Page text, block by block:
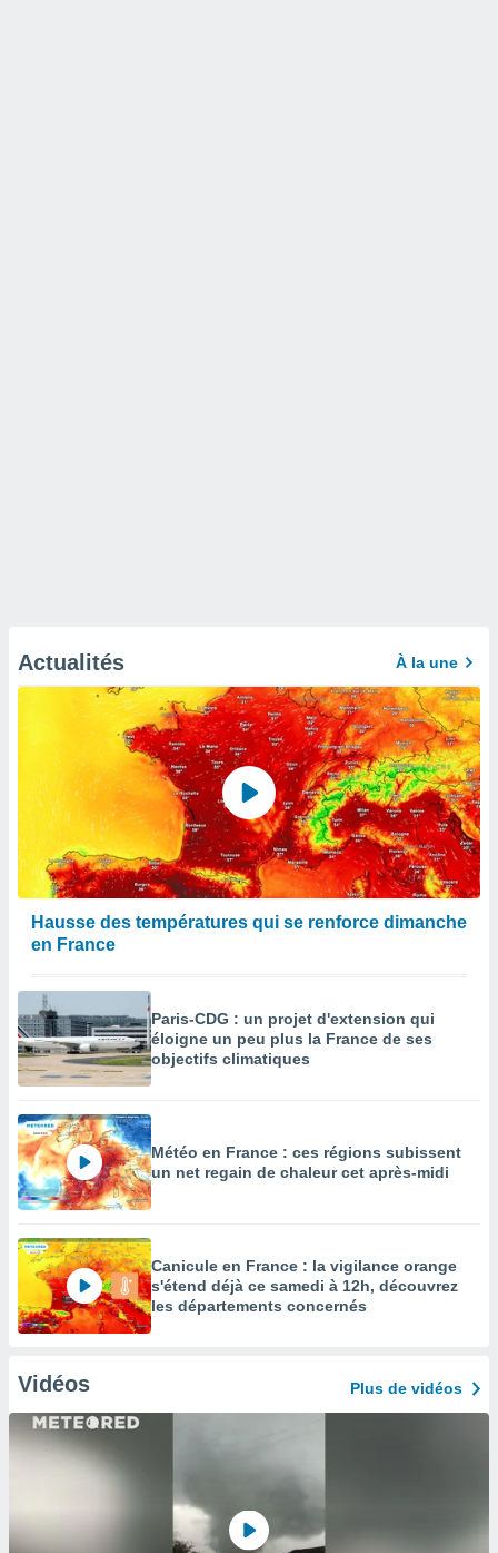
Actualités À la une
Hausse des températures qui se renforce dimanche
en France
Paris-CDG : un projet d'extension qui
éloigne un peu plus la France de ses
objectifs climatiques
Météo en France : ces régions subissent
un net regain de chaleur cet après-midi
Canicule en France : la vigilance orange
s'étend déjà ce samedi à 12h, découvrez
les départements concernés
Vidéos Plus de vidéos